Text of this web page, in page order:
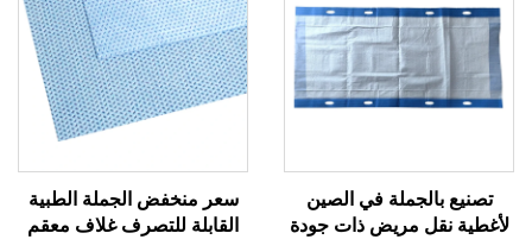
تصنيع بالجملة في الصين
لأغطية نقل مريض ذات جودة
سعر منخفض الجملة الطبية
القابلة للتصرف غلاف معقم